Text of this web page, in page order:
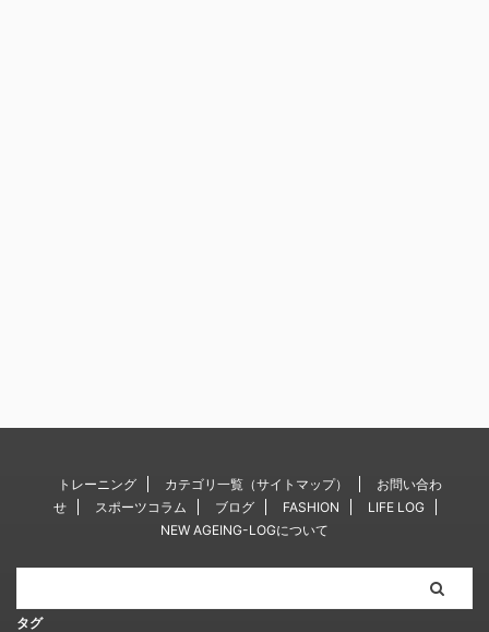
トレーニング カテゴリ一覧（サイトマップ）
お問い合わ
せ
スポーツコラム ブログ FASHION
LIFE LOG
NEW AGEING-LOGについて
タグ